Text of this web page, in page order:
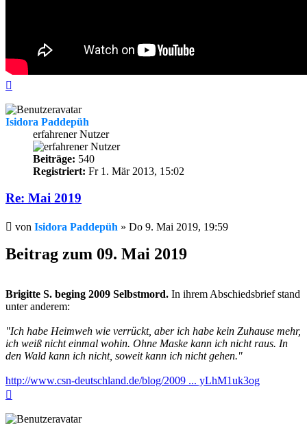
Isidora Paddepüh
erfahrener Nutzer
Beiträge: 540
Registriert: Fr 1. Mär 2013, 15:02
Re: Mai 2019
Beitrag
von Isidora Paddepüh » Do 9. Mai 2019, 19:59
Beitrag zum 09. Mai 2019
Brigitte S. beging 2009 Selbstmord. In ihrem Abschiedsbrief stand
unter anderem:
"Ich habe Heimweh wie verrückt, aber ich habe kein Zuhause mehr,
ich weiß nicht einmal wohin. Ohne Maske kann ich nicht raus. In
den Wald kann ich nicht, soweit kann ich nicht gehen."
http://www.csn-deutschland.de/blog/2009 ... yLhM1uk3og